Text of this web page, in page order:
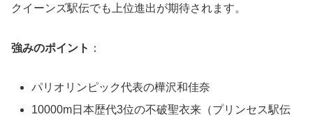
クイーンズ駅伝でも上位進出が期待されます。
強みのポイント ：
パリオリンピック代表の樺沢和佳奈
10000m日本歴代3位の不破聖衣来（プリンセス駅伝